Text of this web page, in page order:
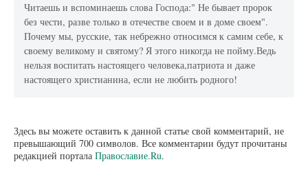
Читаешь и вспоминаешь слова Господа:" Не бывает пророк
без чести, разве только в отечестве своем и в доме своем".
Почему мы, русские, так небрежно относимся к самим себе, к
своему великому и святому? Я этого никогда не пойму.Ведь
нельзя воспитать настоящего человека,патриота и даже
настоящего христианина, если не любить родного!
Здесь вы можете оставить к данной статье свой комментарий, не
превышающий 700 символов. Все комментарии будут прочитаны
редакцией портала Православие.Ru.